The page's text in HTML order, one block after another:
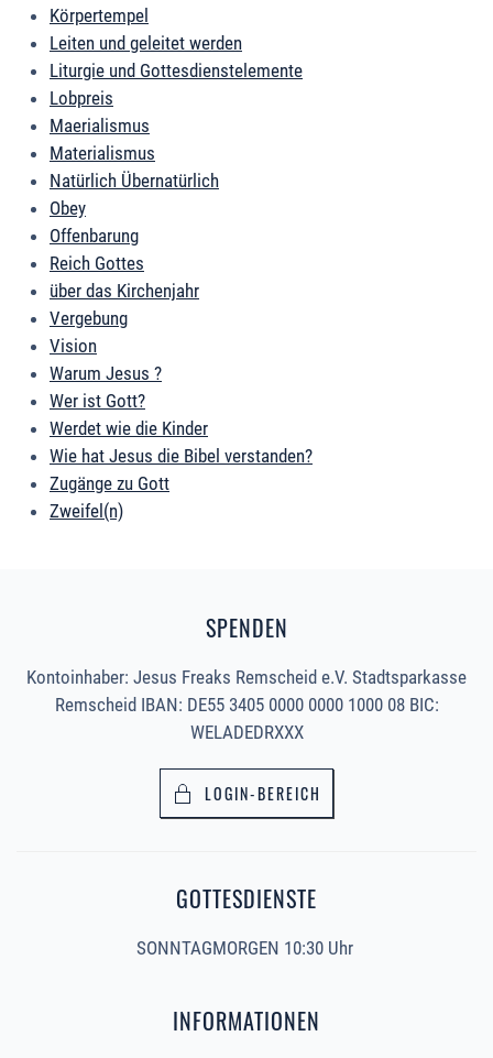
Körpertempel
Leiten und geleitet werden
Liturgie und Gottesdienstelemente
Lobpreis
Maerialismus
Materialismus
Natürlich Übernatürlich
Obey
Offenbarung
Reich Gottes
über das Kirchenjahr
Vergebung
Vision
Warum Jesus ?
Wer ist Gott?
Werdet wie die Kinder
Wie hat Jesus die Bibel verstanden?
Zugänge zu Gott
Zweifel(n)
SPENDEN
Kontoinhaber: Jesus Freaks Remscheid e.V. Stadtsparkasse
Remscheid IBAN: DE55 3405 0000 0000 1000 08 BIC:
WELADEDRXXX
LOGIN-BEREICH
GOTTESDIENSTE
SONNTAGMORGEN 10:30 Uhr
INFORMATIONEN